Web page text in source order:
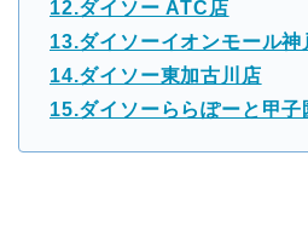
12.ダイソー ATC店
13.ダイソーイオンモール神
14.ダイソー東加古川店
15.ダイソーららぽーと甲子